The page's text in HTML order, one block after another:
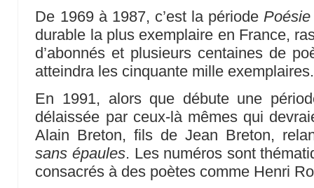
De 1969 à 1987, c’est la période
durable la plus exemplaire en France,
d’abonnés et plusieurs centaines de
atteindra les cinquante mille exemplaires.
En 1991, alors que débute une
délaissée par ceux-là mêmes qui
Alain Breton, fils de Jean Breton,
sans épaules. Les numéros sont
consacrés à des poètes comme Henri